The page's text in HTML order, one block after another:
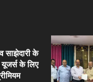
साझेदारी के
के लिए